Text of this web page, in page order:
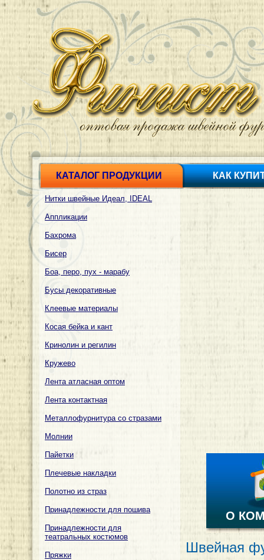
КАТАЛОГ ПРОДУКЦИИ КАК
Нитки швейные Идеал, IDEAL
Аппликации
Бахрома
Бисер
Боа, перо, пух - марабу
Бусы декоративные
Клеевые материалы
Косая бейка и кант
Кринолин и регилин
Кружево
Лента атласная оптом
Лента контактная
Металлофурнитура со стразами
Молнии
Пайетки
Плечевые накладки
Полотно из страз
Принадлежности для пошива
Принадлежности для
театральных костюмов
Пряжки
О
Швейная